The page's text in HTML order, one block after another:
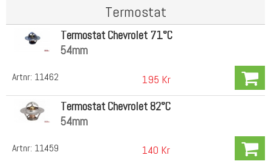
Termostat
Artnr: 11462
Termostat Chevrolet 71°C
54mm
195 Kr
Artnr: 11459
Termostat Chevrolet 82°C
54mm
140 Kr